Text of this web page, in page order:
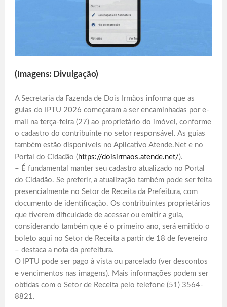
(Imagens: Divulgação)
A Secretaria da Fazenda de Dois Irmãos informa que as
guias do IPTU 2026 começaram a ser encaminhadas por e-
mail na terça-feira (27) ao proprietário do imóvel, conforme
o cadastro do contribuinte no setor responsável. As guias
também estão disponíveis no Aplicativo Atende.Net e no
Portal do Cidadão (https://doisirmaos.atende.net/).
– É fundamental manter seu cadastro atualizado no Portal
do Cidadão. Se preferir, a atualização também pode ser feita
presencialmente no Setor de Receita da Prefeitura, com
documento de identificação. Os contribuintes proprietários
que tiverem dificuldade de acessar ou emitir a guia,
considerando também que é o primeiro ano, será emitido o
boleto aqui no Setor de Receita a partir de 18 de fevereiro
– destaca a nota da prefeitura.
O IPTU pode ser pago à vista ou parcelado (ver descontos
e vencimentos nas imagens). Mais informações podem ser
obtidas com o Setor de Receita pelo telefone (51) 3564-
8821.